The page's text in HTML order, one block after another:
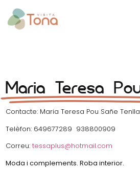
Maria Teresa
Contacte: Maria Teresa Pou Sañe
Telèfon: 649677289 938800909
Correu:tessaplus@hotmail.com
Moda i complements. Roba interior.